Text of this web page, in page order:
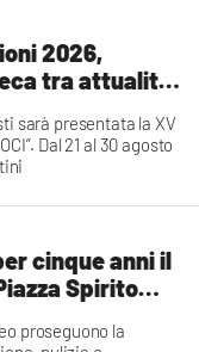
2026,
tra attualità,
sarà presentata la XV
Dal 21 al 30 agosto
cinque anni il
Spirito
proseguono la